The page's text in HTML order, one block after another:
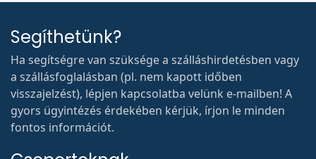
Segíthetünk?
Ha segítségre van szüksége a szálláshirdetésben vagy
a szállásfoglalásban (pl. nem kapott időben
visszajelzést), lépjen kapcsolatba velünk e-mailben! A
gyors ügyintézés érdekében kérjük, írjon le minden
fontos információt.